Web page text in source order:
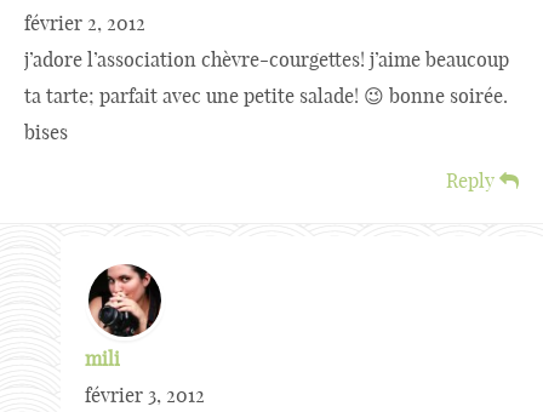
février 2, 2012
j’adore l’association chèvre-courgettes! j’aime beaucoup
ta tarte; parfait avec une petite salade! 😉 bonne soirée.
bises
Reply
mili
février 3, 2012